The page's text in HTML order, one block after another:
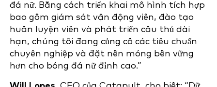
đá nữ. Bằng cách triển khai mô hình tích hợp
bao gồm giám sát vận động viên, đào tạo
huấn luyện viên và phát triển cầu thủ dài
hạn, chúng tôi đang củng cố các tiêu chuẩn
chuyên nghiệp và đặt nền móng bền vững
hơn cho bóng đá nữ đỉnh cao.”